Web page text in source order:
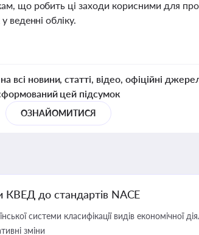
що робить ці заходи корисними для
веденні обліку.
всі новини, статті, відео, офіційні
цей підсумок
ОЗНАЙОМИТИСЯ
КВЕД до стандартів NACE
системи класифікації видів економічної
зміни